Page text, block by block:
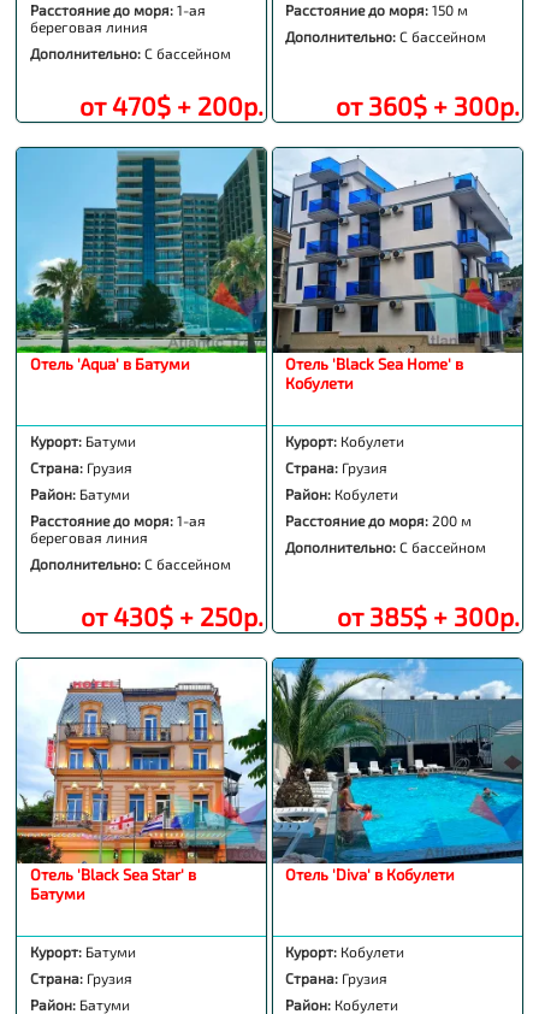
Расстояние до моря: 1-ая
береговая линия
Дополнительно: С бассейном
от 470$ + 200р.
Расстояние до моря:150 м
Дополнительно:С бассейном
от 360$ + 300р.
Отель 'Aqua' в Батуми
Курорт: Батуми
Страна: Грузия
Район: Батуми
Расстояние до моря: 1-ая
береговая линия
Дополнительно: С бассейном
от 430$ + 250р.
Отель 'Black Sea Home' в
Кобулети
Курорт: Кобулети
Страна: Грузия
Район: Кобулети
Расстояние до моря:200 м
Дополнительно:С бассейном
от 385$ + 300р.
Отель 'Black Sea Star' в
Батуми
Курорт: Батуми
Страна: Грузия
Район: Батуми
Отель 'Diva' в Кобулети
Курорт: Кобулети
Страна: Грузия
Район: Кобулети